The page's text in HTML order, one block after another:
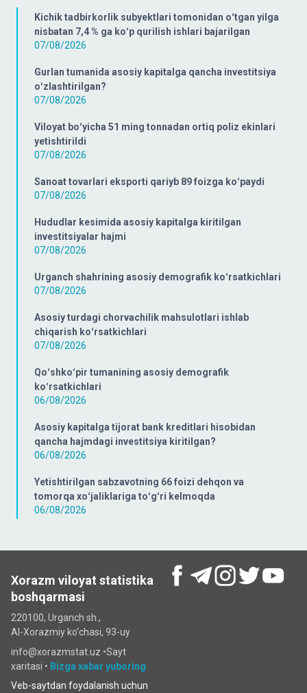
Kichik tadbirkorlik subyektlari tomonidan oʻtgan yilga
nisbatan 7,4 % ga koʻp qurilish ishlari bajarilgan
07/08/2026
Gurlan tumanida asosiy kapitalga qancha investitsiya
oʻzlashtirilgan?
07/08/2026
Viloyat boʻyicha 51 ming tonnadan ortiq poliz ekinlari
yetishtirildi
07/08/2026
Sanoat tovarlari eksporti qariyb 89 foizga koʻpaydi
07/08/2026
Hududlar kesimida asosiy kapitalga kiritilgan
investitsiyalar hajmi
07/08/2026
Urganch shahrining asosiy demografik koʻrsatkichlari
07/08/2026
Asosiy turdagi chorvachilik mahsulotlari ishlab
chiqarish koʻrsatkichlari
07/08/2026
Qoʻshkoʻpir tumanining asosiy demografik
koʻrsatkichlari
06/08/2026
Asosiy kapitalga tijorat bank kreditlari hisobidan
qancha hajmdagi investitsiya kiritilgan?
06/08/2026
Yetishtirilgan sabzavotning 66 foizi dehqon va
tomorqa xoʻjaliklariga toʻgʻri kelmoqda
06/08/2026
Xorazm viloyat statistika
boshqarmasi
220100, Urganch sh.,
Al-Xorazmiy ko‘chаsi, 93-uy
info@xorazmstat.uz •Sayt
xaritasi • Bizga xabar yuboring
Veb-saytdan foydalanish uchun